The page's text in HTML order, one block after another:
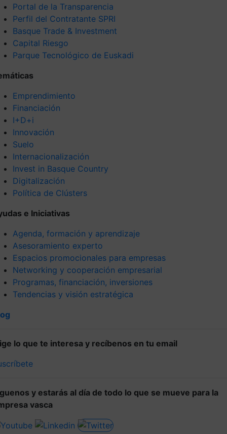
Portal de la Transparencia
Perfil del Contratante SPRI
Basque Trade & Investment
Capital Riesgo
Parque Tecnológico de Euskadi
Emprendimiento
Financiación
I+D+i
Innovación
Suelo
Internacionalización
Invest in Basque Country
Digitalización
Política de Clústers
e Iniciativas
Agenda, formación y aprendizaje
Asesoramiento experto
Espacios promocionales para empresas
Networking y cooperación empresarial
Programas, financiación, inversiones
Tendencias y visión estratégica
lo que te interesa y recíbenos en tu email
y estarás al día de todo lo que se mueve para la
vasca